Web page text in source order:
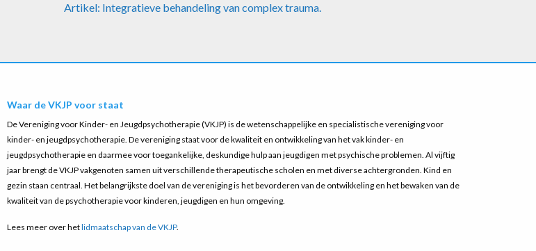
Artikel: Integratieve behandeling van complex trauma.
Waar de VKJP voor staat
De Vereniging voor Kinder- en Jeugdpsychotherapie (VKJP) is de wetenschappelijke en specialistische vereniging voor
kinder- en jeugdpsychotherapie. De vereniging staat voor de kwaliteit en ontwikkeling van het vak kinder- en
jeugdpsychotherapie en daarmee voor toegankelijke, deskundige hulp aan jeugdigen met psychische problemen. Al vijftig
jaar brengt de VKJP vakgenoten samen uit verschillende therapeutische scholen en met diverse achtergronden. Kind en
gezin staan centraal. Het belangrijkste doel van de vereniging is het bevorderen van de ontwikkeling en het bewaken van de
kwaliteit van de psychotherapie voor kinderen, jeugdigen en hun omgeving.
Lees meer over hetlidmaatschap van de VKJP.